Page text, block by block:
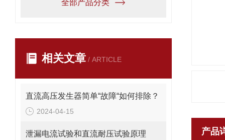
全部产品分类
相关文章 / ARTICLE
直流高压发生器简单“故障“如何排除？
2024-04-15
泄漏电流试验和直流耐压试验原理 产品